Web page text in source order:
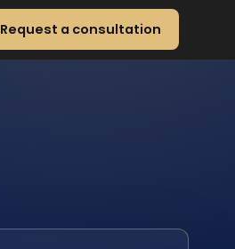
Request a consultation